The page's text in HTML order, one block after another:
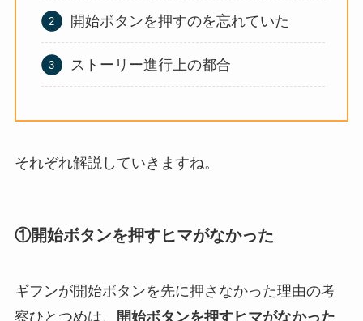
開始ボタンを押すのを忘れていた
ストーリー進行上の都合
それぞれ解説していきますね。
①開始ボタンを押すヒマがなかった
ギフンが開始ボタンを先に押さなかった理由の考
察ひとつめは、
開始ボタンを押すヒマがなかった